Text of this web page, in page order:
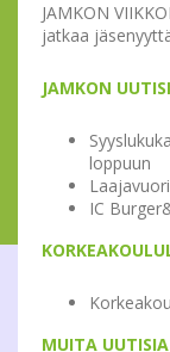
JAMKON
jatkaa
JAMKON
loppuun
IC
MUITA UUTISIA